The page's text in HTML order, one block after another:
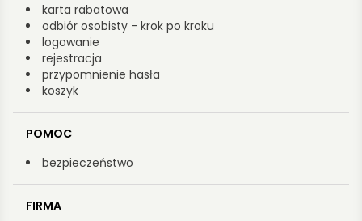
karta rabatowa
odbiór osobisty - krok po kroku
logowanie
rejestracja
przypomnienie hasła
koszyk
POMOC
bezpieczeństwo
FIRMA